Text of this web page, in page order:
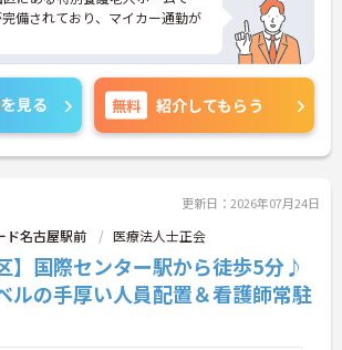
備されており、マイカー通勤が
気軽にお問い合わせください。
見る 無料 紹介してもらう
更新日：2026年07月24日
ド名古屋駅前 医療法人士正会
】国際センター駅から徒歩5分♪
ルの手厚い人員配置＆看護師常駐